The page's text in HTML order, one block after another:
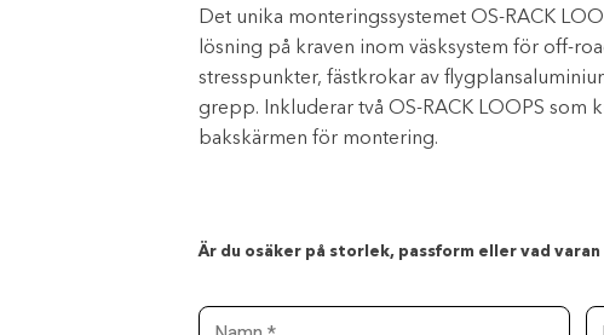
Det unika monteringssystemet OS-RACK
lösning på kraven inom väsksystem för off-
stresspunkter, fästkrokar av
grepp. Inkluderar två OS-RACK LOOPS som
bakskärmen för montering.
Är du osäker på storlek, passform eller vad varan